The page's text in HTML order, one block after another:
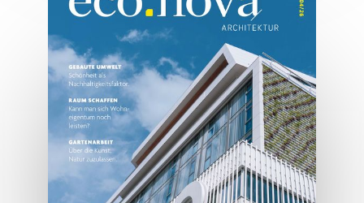
07/2026
Tirols Top 500 - Juli/August
2026
JETZT BESTELLEN